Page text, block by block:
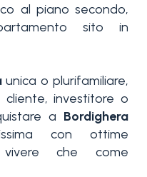
al piano secondo,
sito in
unica o plurifamiliare,
investitore o
a Bordighera
con ottime
che come